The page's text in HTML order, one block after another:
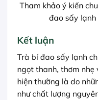
Tham khảo ý kiến
đao sấy lạnh
Kết luận
Trà bí đao sấy lạnh
ngọt thanh, thơm
hiện thường là do
như chất lượng